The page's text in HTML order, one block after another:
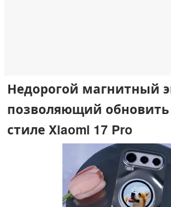
Недорогой магнитный
позволяющий
стиле Xiaomi 17 Pro